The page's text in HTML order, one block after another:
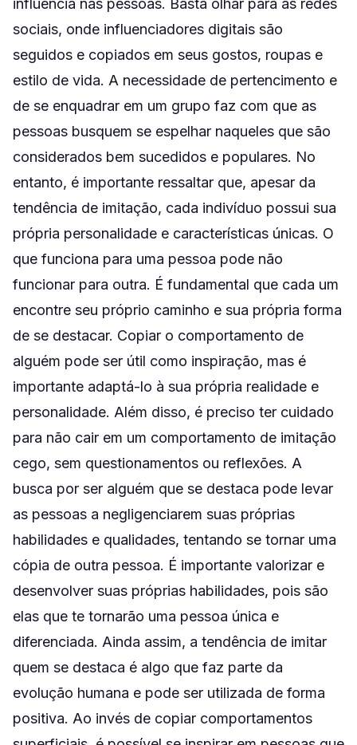
influência nas pessoas. Basta olhar para as redes
sociais, onde influenciadores digitais são
seguidos e copiados em seus gostos, roupas e
estilo de vida. A necessidade de pertencimento e
de se enquadrar em um grupo faz com que as
pessoas busquem se espelhar naqueles que são
considerados bem sucedidos e populares. No
entanto, é importante ressaltar que, apesar da
tendência de imitação, cada indivíduo possui sua
própria personalidade e características únicas. O
que funciona para uma pessoa pode não
funcionar para outra. É fundamental que cada um
encontre seu próprio caminho e sua própria forma
de se destacar. Copiar o comportamento de
alguém pode ser útil como inspiração, mas é
importante adaptá-lo à sua própria realidade e
personalidade. Além disso, é preciso ter cuidado
para não cair em um comportamento de imitação
cego, sem questionamentos ou reflexões. A
busca por ser alguém que se destaca pode levar
as pessoas a negligenciarem suas próprias
habilidades e qualidades, tentando se tornar uma
cópia de outra pessoa. É importante valorizar e
desenvolver suas próprias habilidades, pois são
elas que te tornarão uma pessoa única e
diferenciada. Ainda assim, a tendência de imitar
quem se destaca é algo que faz parte da
evolução humana e pode ser utilizada de forma
positiva. Ao invés de copiar comportamentos